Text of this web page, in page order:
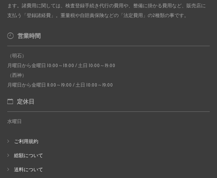
ます。諸費用に関しては、検査登録手続き代行の費用や、整備に掛かる費用など、販売店に
支払う「登録諸経費」。重量税や自賠責保険などの「法定費用」の2種類の事です。
営業時間
（明石）
月曜日から金曜日 10:00～18:00 / 土日 10:00～19:00
（西神）
月曜日から金曜日 11:00～19:00 / 土日 10:00～19:00
定休日
水曜日
ご利用規約
総額について
送料について